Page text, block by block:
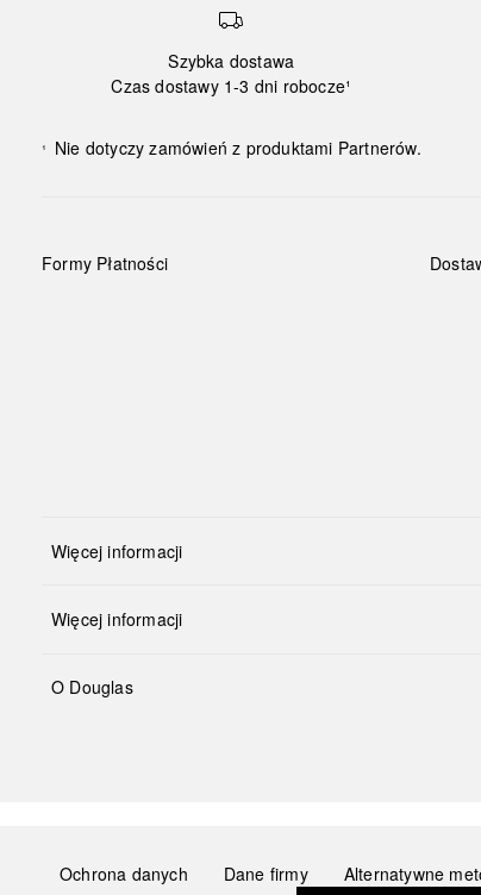
Szybka dostawa
Czas dostawy 1-3 dni robocze¹
¹ Nie dotyczy zamówień z produktami Partnerów.
Formy Płatności
Więcej informacji
Więcej informacji
O Douglas
Ochrona danych Dane firmy Alternatywne